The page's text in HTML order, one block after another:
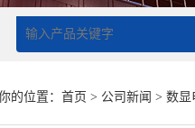
的位置： 首页 > 公司新闻 > 数显